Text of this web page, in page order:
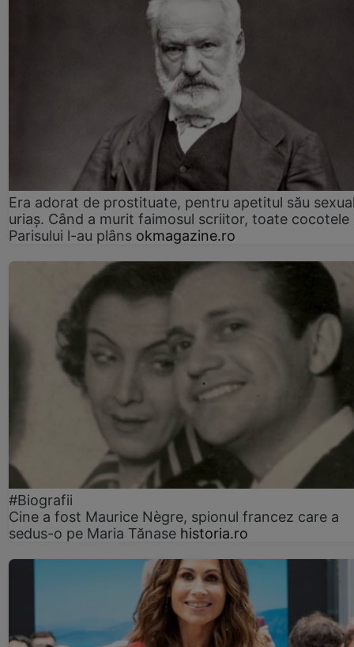
Era adorat de prostituate, pentru apetitul său
uriaș. Când a murit faimosul scriitor, toate cocotele
Parisului l-au plâns okmagazine.ro
#Biografii
Cine a fost Maurice Nègre, spionul francez care a
sedus-o pe Maria Tănase historia.ro